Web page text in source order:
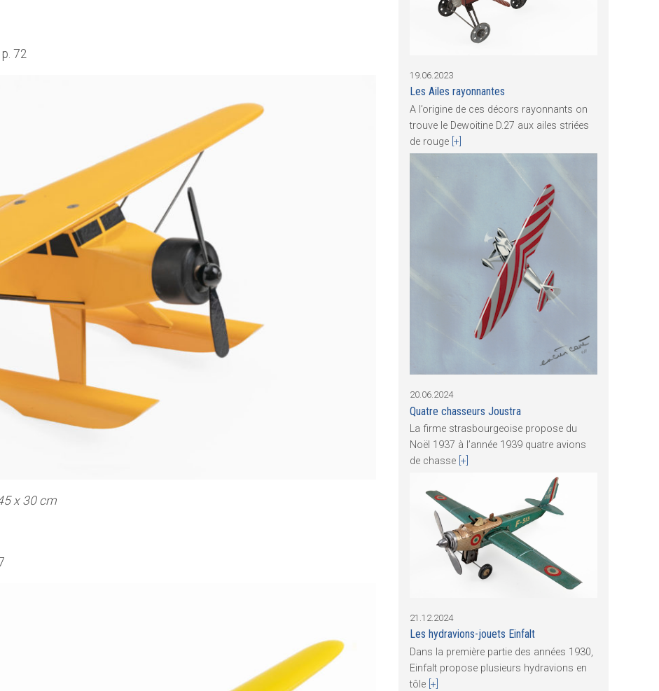
72
x 30 cm
19.06.2023
Les Ailes rayonnantes
A l’origine de ces décors rayonnants on
trouve le Dewoitine D.27 aux ailes striées
de rouge [+]
20.06.2024
Quatre chasseurs Joustra
La firme strasbourgeoise propose du
Noël 1937 à l’année 1939 quatre avions
de chasse [+]
21.12.2024
Les hydravions-jouets Einfalt
Dans la première partie des années 1930,
Einfalt propose plusieurs hydravions en
tôle [+]